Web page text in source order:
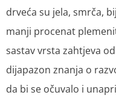
drveća su jela, smrča,
manji procenat
sastav vrsta zahtjeva
dijapazon znanja o
da bi se očuvalo i